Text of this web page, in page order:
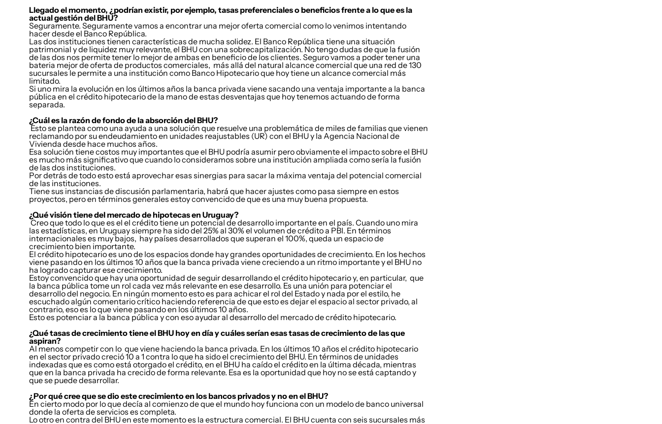
Llegado el momento, ¿podrían existir, por ejemplo, tasas preferenciales o beneficios frente a lo que es la
actual gestión del BHU?
Seguramente. Seguramente vamos a encontrar una mejor oferta comercial como lo venimos intentando
hacer desde el Banco República.
Las dos instituciones tienen características de mucha solidez. El Banco República tiene una situación
patrimonial y de liquidez muy relevante, el BHU con una sobrecapitalización. No tengo dudas de que la fusión
de las dos nos permite tener lo mejor de ambas en beneficio de los clientes. Seguro vamos a poder tener una
bateria mejor de oferta de productos comerciales, más allá del natural alcance comercial que una red de 130
sucursales le permite a una institución como Banco Hipotecario que hoy tiene un alcance comercial más
limitado.
Si uno mira la evolución en los últimos años la banca privada viene sacando una ventaja importante a la banca
pública en el crédito hipotecario de la mano de estas desventajas que hoy tenemos actuando de forma
separada.
¿Cuál es la razón de fondo de la absorción del BHU?
Esto se plantea como una ayuda a una solución que resuelve una problemática de miles de familias que vienen
reclamando por su endeudamiento en unidades reajustables (UR) con el BHU y la Agencia Nacional de
Vivienda desde hace muchos años.
Esa solución tiene costos muy importantes que el BHU podría asumir pero obviamente el impacto sobre el BHU
es mucho más significativo que cuando lo consideramos sobre una institución ampliada como sería la fusión
de las dos instituciones.
Por detrás de todo esto está aprovechar esas sinergias para sacar la máxima ventaja del potencial comercial
de las instituciones.
Tiene sus instancias de discusión parlamentaria, habrá que hacer ajustes como pasa siempre en estos
proyectos, pero en términos generales estoy convencido de que es una muy buena propuesta.
¿Qué visión tiene del mercado de hipotecas en Uruguay?
Creo que todo lo que es el el crédito tiene un potencial de desarrollo importante en el país. Cuando uno mira
las estadísticas, en Uruguay siempre ha sido del 25% al 30% el volumen de crédito a PBI. En términos
internacionales es muy bajos, hay países desarrollados que superan el 100%, queda un espacio de
crecimiento bien importante.
El crédito hipotecario es uno de los espacios donde hay grandes oportunidades de crecimiento. En los hechos
viene pasando en los últimos 10 años que la banca privada viene creciendo a un ritmo importante y el BHU no
ha logrado capturar ese crecimiento.
Estoy convencido que hay una oportunidad de seguir desarrollando el crédito hipotecario y, en particular, que
la banca pública tome un rol cada vez más relevante en ese desarrollo. Es una unión para potenciar el
desarrollo del negocio. En ningún momento esto es para achicar el rol del Estado y nada por el estilo, he
escuchado algún comentario crítico haciendo referencia de que esto es dejar el espacio al sector privado, al
contrario, eso es lo que viene pasando en los últimos 10 años.
Esto es potenciar a la banca pública y con eso ayudar al desarrollo del mercado de crédito hipotecario.
¿Qué tasas de crecimiento tiene el BHU hoy en día y cuáles serían esas tasas de crecimiento de las que
aspiran?
Al menos competir con lo que viene haciendo la banca privada. En los últimos 10 años el crédito hipotecario
en el sector privado creció 10 a 1 contra lo que ha sido el crecimiento del BHU. En términos de unidades
indexadas que es como está otorgado el crédito, en el BHU ha caído el crédito en la última década, mientras
que en la banca privada ha crecido de forma relevante. Esa es la oportunidad que hoy no se está captando y
que se puede desarrollar.
¿Por qué cree que se dio este crecimiento en los bancos privados y no en el BHU?
En cierto modo por lo que decía al comienzo de que el mundo hoy funciona con un modelo de banco universal
donde la oferta de servicios es completa.
Lo otro en contra del BHU en este momento es la estructura comercial. El BHU cuenta con seis sucursales más